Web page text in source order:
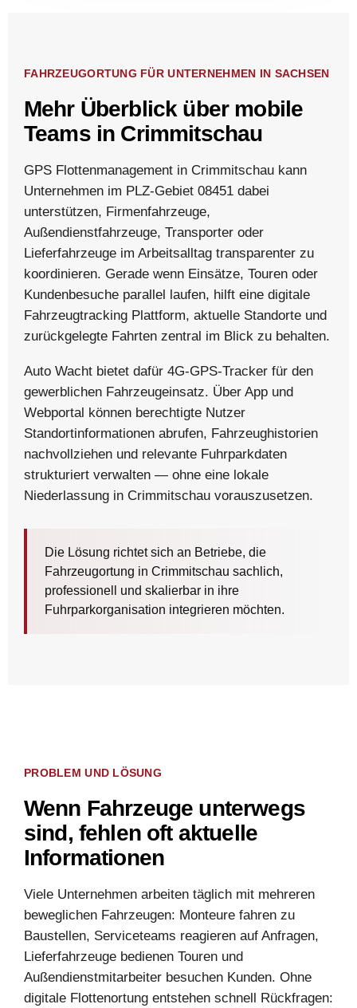
FAHRZEUGORTUNG FÜR UNTERNEHMEN IN SACHSEN
Mehr Überblick über mobile
Teams in Crimmitschau
GPS Flottenmanagement in Crimmitschau kann
Unternehmen im PLZ-Gebiet 08451 dabei
unterstützen, Firmenfahrzeuge,
Außendienstfahrzeuge, Transporter oder
Lieferfahrzeuge im Arbeitsalltag transparenter zu
koordinieren. Gerade wenn Einsätze, Touren oder
Kundenbesuche parallel laufen, hilft eine digitale
Fahrzeugtracking Plattform, aktuelle Standorte und
zurückgelegte Fahrten zentral im Blick zu behalten.
Auto Wacht bietet dafür 4G-GPS-Tracker für den
gewerblichen Fahrzeugeinsatz. Über App und
Webportal können berechtigte Nutzer
Standortinformationen abrufen, Fahrzeughistorien
nachvollziehen und relevante Fuhrparkdaten
strukturiert verwalten — ohne eine lokale
Niederlassung in Crimmitschau vorauszusetzen.
Die Lösung richtet sich an Betriebe, die
Fahrzeugortung in Crimmitschau sachlich,
professionell und skalierbar in ihre
Fuhrparkorganisation integrieren möchten.
PROBLEM UND LÖSUNG
Wenn Fahrzeuge unterwegs
sind, fehlen oft aktuelle
Informationen
Viele Unternehmen arbeiten täglich mit mehreren
beweglichen Fahrzeugen: Monteure fahren zu
Baustellen, Serviceteams reagieren auf Anfragen,
Lieferfahrzeuge bedienen Touren und
Außendienstmitarbeiter besuchen Kunden. Ohne
digitale Flottenortung entstehen schnell Rückfragen: